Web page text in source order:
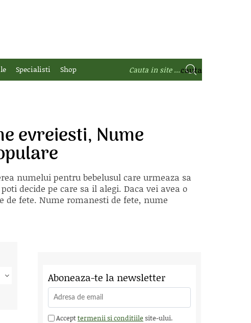
Specialisti Shop
evreiesti, Nume
numelui pentru bebelusul care urmeaza sa
decide pe care sa il alegi. Daca vei avea o
fete. Nume romanesti de fete, nume
Aboneaza-te la newsletter
Accepttermenii si conditiile site-ului.